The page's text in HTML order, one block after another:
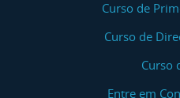
Curso de
Curso de
Curso
Entre em